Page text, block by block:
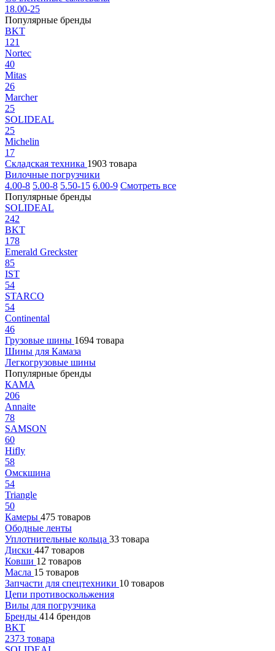
18.00-25
Популярные бренды
BKT
121
Nortec
40
Mitas
26
Marcher
25
SOLIDEAL
25
Michelin
17
Складская техника 1903 товара
Вилочные погрузчики
4.00-8 5.00-8 5.50-15 6.00-9 Смотреть все
Популярные бренды
SOLIDEAL
242
BKT
178
Emerald Greckster
85
IST
54
STARCO
54
Continental
46
Грузовые шины 1694 товара
Шины для Камаза
Легкогрузовые шины
Популярные бренды
КАМА
206
Annaite
78
SAMSON
60
Hifly
58
Омскшина
54
Triangle
50
Камеры 475 товаров
Ободные ленты
Уплотнительные кольца 33 товара
Диски 447 товаров
Ковши 12 товаров
Масла 15 товаров
Запчасти для спецтехники 10 товаров
Цепи противоскольжения
Вилы для погрузчика
Бренды 414 брендов
BKT
2373 товара